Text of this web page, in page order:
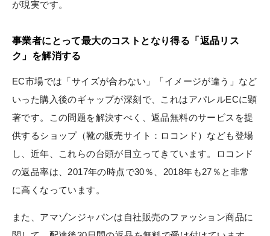
が現実です。
事業者にとって最大のコストとなり得る「返品リス
ク」を解消する
EC市場では「サイズが合わない」「イメージが違う」など
いった購入後のギャップが深刻で、これはアパレルECに顕
著です。この問題を解決すべく、返品無料のサービスを提
供するショップ（靴の販売サイト：ロコンド）なども登場
し、近年、これらの台頭が目立ってきています。ロコンド
の返品率は、2017年の時点で30％、2018年も27％と非常
に高くなっています。
また、アマゾンジャパンは自社販売のファッション商品に